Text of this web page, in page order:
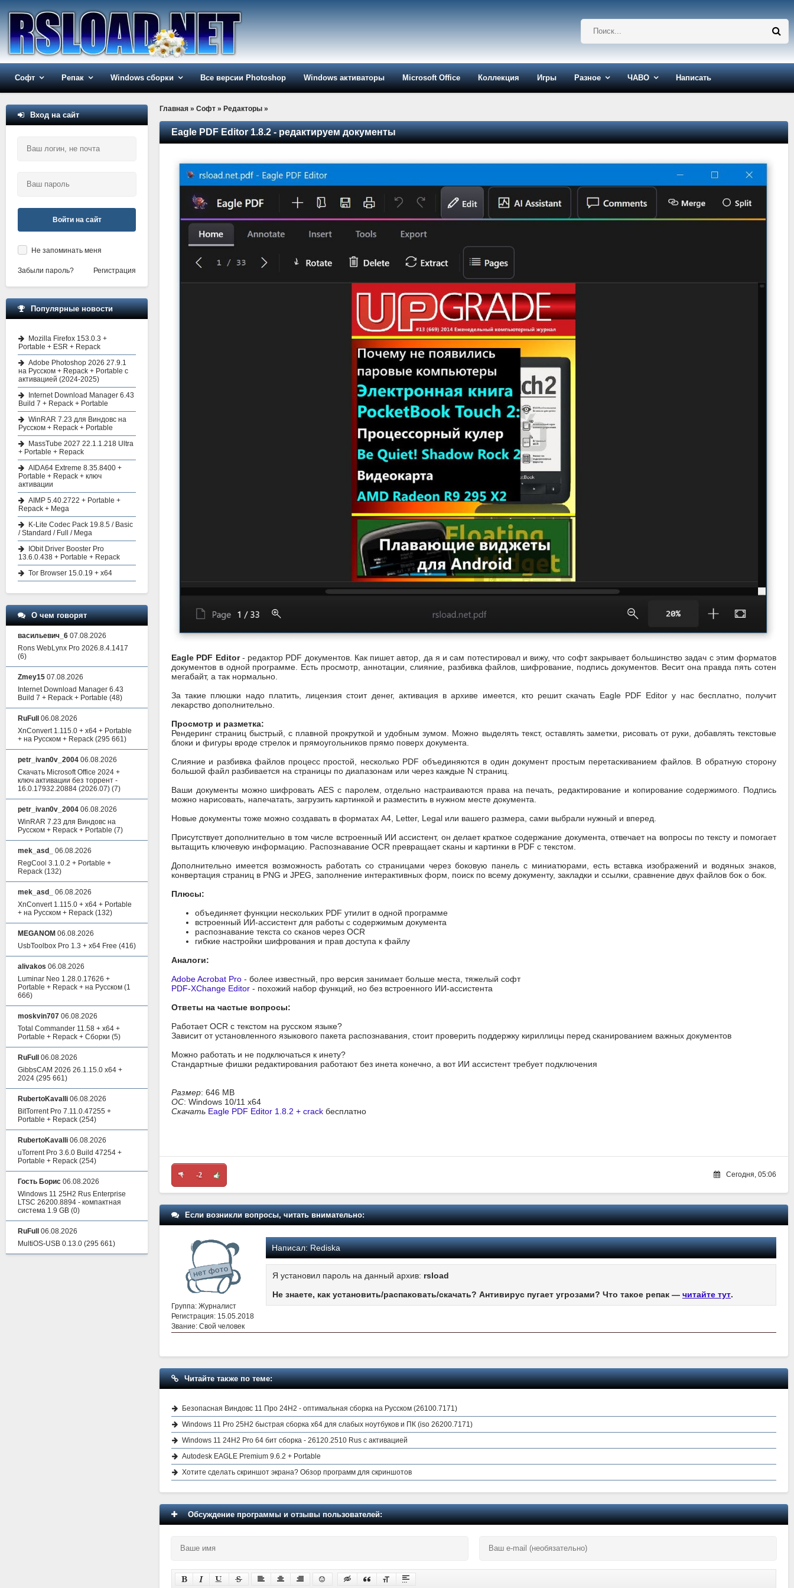
Софт Репак Windows сборки Все версии Photoshop Windows активаторы Microsoft Office Коллекция Игры Разное ЧАВО Написать
Главная » Софт » Редакторы »
Eagle PDF Editor 1.8.2 - редактируем документы
Eagle PDF Editor- редактор PDF документов. Как пишет автор, да я и сам потестировал и вижу, что софт закрывает большинство задач с этим форматов
документов в одной программе. Есть просмотр, аннотации, слияние, разбивка файлов, шифрование, подпись документов. Весит она правда пять сотен
мегабайт, а так нормально.
За такие плюшки надо платить, лицензия стоит денег, активация в архиве имеется, кто решит скачать Eagle PDF Editor у нас бесплатно, получит
лекарство дополнительно.
Просмотр и разметка:
Рендеринг страниц быстрый, с плавной прокруткой и удобным зумом. Можно выделять текст, оставлять заметки, рисовать от руки, добавлять текстовые
блоки и фигуры вроде стрелок и прямоугольников прямо поверх документа.
Слияние и разбивка файлов процесс простой, несколько PDF объединяются в один документ простым перетаскиванием файлов. В обратную сторону
большой файл разбивается на страницы по диапазонам или через каждые N страниц.
Ваши документы можно шифровать AES с паролем, отдельно настраиваются права на печать, редактирование и копирование содержимого. Подпись
можно нарисовать, напечатать, загрузить картинкой и разместить в нужном месте документа.
Новые документы тоже можно создавать в форматах A4, Letter, Legal или вашего размера, сами выбрали нужный и вперед.
Присутствует дополнительно в том числе встроенный ИИ ассистент, он делает краткое содержание документа, отвечает на вопросы по тексту и помогает
вытащить ключевую информацию. Распознавание OCR превращает сканы и картинки в PDF с текстом.
Дополнительно имеется возможность работать со страницами через боковую панель с миниатюрами, есть вставка изображений и водяных знаков,
конвертация страниц в PNG и JPEG, заполнение интерактивных форм, поиск по всему документу, закладки и ссылки, сравнение двух файлов бок о бок.
Плюсы:
объединяет функции нескольких PDF утилит в одной программе
встроенный ИИ-ассистент для работы с содержимым документа
распознавание текста со сканов через OCR
гибкие настройки шифрования и прав доступа к файлу
Аналоги:
Adobe Acrobat Pro - более известный, про версия занимает больше места, тяжелый софт
PDF-XChange Editor - похожий набор функций, но без встроенного ИИ-ассистента
Ответы на частые вопросы:
Работает OCR с текстом на русском языке?
Зависит от установленного языкового пакета распознавания, стоит проверить поддержку кириллицы перед сканированием важных документов
Можно работать и не подключаться к инету?
Стандартные фишки редактирования работают без инета конечно, а вот ИИ ассистент требует подключения
Размер: 646 MB
ОС: Windows 10/11 x64
Скачать Eagle PDF Editor 1.8.2 + crack бесплатно
-2 Сегодня, 05:06
Если возникли вопросы, читать внимательно:
Группа: Журналист
Регистрация: 15.05.2018
Звание: Свой человек
Написал:Rediska
Я установил пароль на данный архив: rsload
Не знаете, как установить/распаковать/скачать? Антивирус пугает угрозами? Что такое репак — читайте тут.
Читайте также по теме:
Безопасная Виндовс 11 Про 24H2 - оптимальная сборка на Русском (26100.7171)
Windows 11 Pro 25H2 быстрая сборка x64 для слабых ноутбуков и ПК (iso 26200.7171)
Windows 11 24H2 Pro 64 бит сборка - 26120.2510 Rus с активацией
Autodesk EAGLE Premium 9.6.2 + Portable
Хотите сделать скриншот экрана? Обзор программ для скриншотов
Обсуждение программы и отзывы пользователей:
Вход на сайт
Войти на сайт
Не запоминать меня
Забыли пароль? Регистрация
Популярные новости
Mozilla Firefox 153.0.3 +
Portable + ESR + Repack
Adobe Photoshop 2026 27.9.1
на Русском + Repack + Portable с
активацией (2024-2025)
Internet Download Manager 6.43
Build 7 + Repack + Portable
WinRAR 7.23 для Виндовс на
Русском + Repack + Portable
MassTube 2027 22.1.1.218 Ultra
+ Portable + Repack
AIDA64 Extreme 8.35.8400 +
Portable + Repack + ключ
активации
AIMP 5.40.2722 + Portable +
Repack + Mega
K-Lite Codec Pack 19.8.5 / Basic
/ Standard / Full / Mega
IObit Driver Booster Pro
13.6.0.438 + Portable + Repack
Tor Browser 15.0.19 + x64
О чем говорят
васильевич_6 07.08.2026
Rons WebLynx Pro 2026.8.4.1417
(6)
Zmey15 07.08.2026
Internet Download Manager 6.43
Build 7 + Repack + Portable (48)
RuFull
06.08.2026
XnConvert 1.115.0 + x64 + Portable
+ на Русском + Repack (295 661)
petr_ivan0v_2004 06.08.2026
Скачать Microsoft Office 2024 +
ключ активации без торрент -
16.0.17932.20884 (2026.07) (7)
petr_ivan0v_2004 06.08.2026
WinRAR 7.23 для Виндовс на
Русском + Repack + Portable (7)
mek_asd_
06.08.2026
RegCool 3.1.0.2 + Portable +
Repack (132)
mek_asd_
06.08.2026
XnConvert 1.115.0 + x64 + Portable
+ на Русском + Repack (132)
MEGANOM 06.08.2026
UsbToolbox Pro 1.3 + x64 Free (416)
alivakos 06.08.2026
Luminar Neo 1.28.0.17626 +
Portable + Repack + на Русском (1
666)
moskvin707 06.08.2026
Total Commander 11.58 + x64 +
Portable + Repack + Сборки (5)
RuFull
06.08.2026
GibbsCAM 2026 26.1.15.0 x64 +
2024 (295 661)
RubertoKavalli 06.08.2026
BitTorrent Pro 7.11.0.47255 +
Portable + Repack (254)
RubertoKavalli 06.08.2026
uTorrent Pro 3.6.0 Build 47254 +
Portable + Repack (254)
Гость Борис 06.08.2026
Windows 11 25H2 Rus Enterprise
LTSC 26200.8894 - компактная
система 1.9 GB (0)
RuFull
06.08.2026
MultiOS-USB 0.13.0 (295 661)